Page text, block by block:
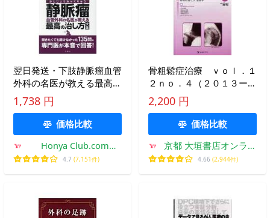
翌日発送・下肢静脈瘤血管
外科の名医が教える最高の
治し方大全/岩井武尚
1,738 円
価格比較
Honya Club.com
Yahoo!店
4.7 (7,151件)
骨粗鬆症治療 ｖｏｌ．１
２ｎｏ．４（２０１３ー１
２） / 「骨粗鬆症治療」編
集委員会／編集
2,200 円
価格比較
京都 大垣書店オンライ
ン
4.66 (2,944件)